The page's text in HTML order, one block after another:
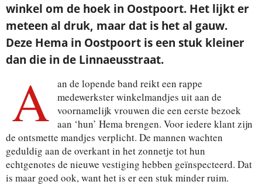
winkel om de hoek in Oostpoort. Het lijkt er
meteen al druk, maar dat is het al gauw.
Deze Hema in Oostpoort is een stuk kleiner
dan die in de Linnaeusstraat.
A
an de lopende band reikt een rappe
medewerkster winkelmandjes uit aan de
voornamelijk vrouwen die een eerste bezoek
aan ‘hun’ Hema brengen. Voor iedere klant zijn
de ontsmette mandjes verplicht. De mannen wachten
geduldig aan de overkant in het zonnetje tot hun
echtgenotes de nieuwe vestiging hebben geïnspecteerd. Dat
is maar goed ook, want het is er een stuk minder ruim.